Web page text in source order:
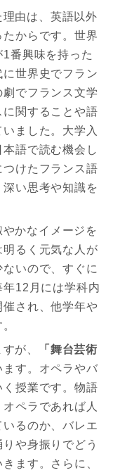
由は、英語以外
からです。世界
番興味を持った
世界史でフラン
でフランス文学
関することや語
ました。大学入
語で読む機会し
けたフランス語
い思考や知識を
かなイメージを
るく元気な人が
いので、すぐに
12月には学科内
され、他学年や
が、
「舞台芸術
す。オペラやバ
授業です。物語
ペラであれば人
るのか、バレエ
や身振りでどう
ます。さらに、